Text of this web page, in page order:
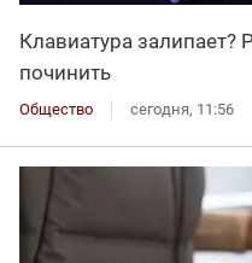
Клавиатура залипает?
починить
Общество сегодня, 11:56